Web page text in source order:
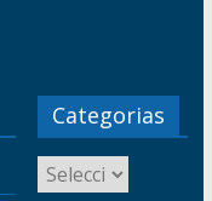
Categorias